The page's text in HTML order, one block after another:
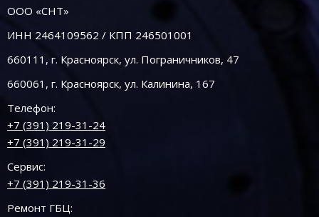
ООО «СНТ»
ИНН 2464109562 / КПП 246501001
660111, г. Красноярск, ул. Пограничников, 47
660061, г. Красноярск, ул. Калинина, 167
Телефон:
+7 (391) 219-31-24
+7 (391) 219-31-29
Сервис:
+7 (391) 219-31-36
Ремонт ГБЦ: